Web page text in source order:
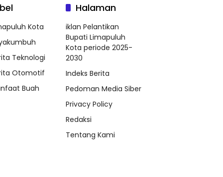
Kota
Teknologi
Otomotif
Buah
Halaman
iklan Pelantikan
Bupati Limapuluh
Kota periode 2025-
2030
Indeks Berita
Pedoman Media Siber
Privacy Policy
Redaksi
Tentang Kami